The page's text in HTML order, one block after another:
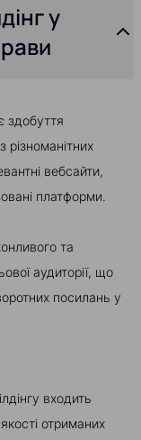
у
здобуття
різноманітних
вебсайти,
платформи.
та
аудиторії, що
посилань у
входить
отриманих